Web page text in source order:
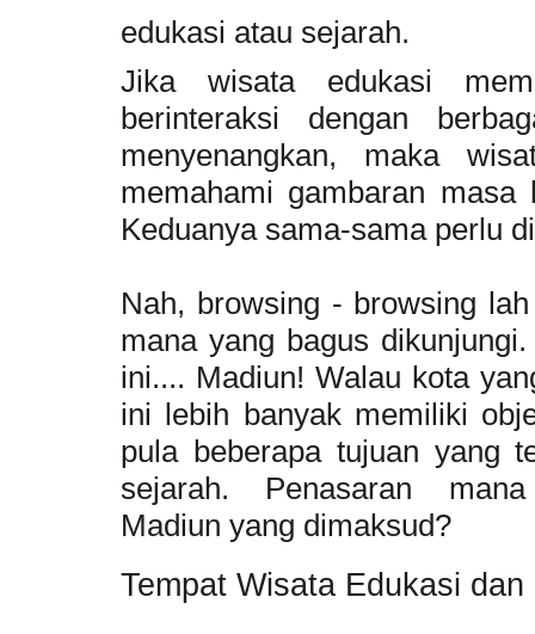
edukasi atau sejarah.
Jika wisata edukasi
berinteraksi dengan
menyenangkan, maka
memahami gambaran
Keduanya sama-sama perlu
Nah, browsing - browsing
mana yang bagus
ini.... Madiun! Walau kota
ini lebih banyak memiliki
pula beberapa tujuan yang
sejarah. Penasaran
Madiun yang dimaksud?
Tempat Wisata Edukasi